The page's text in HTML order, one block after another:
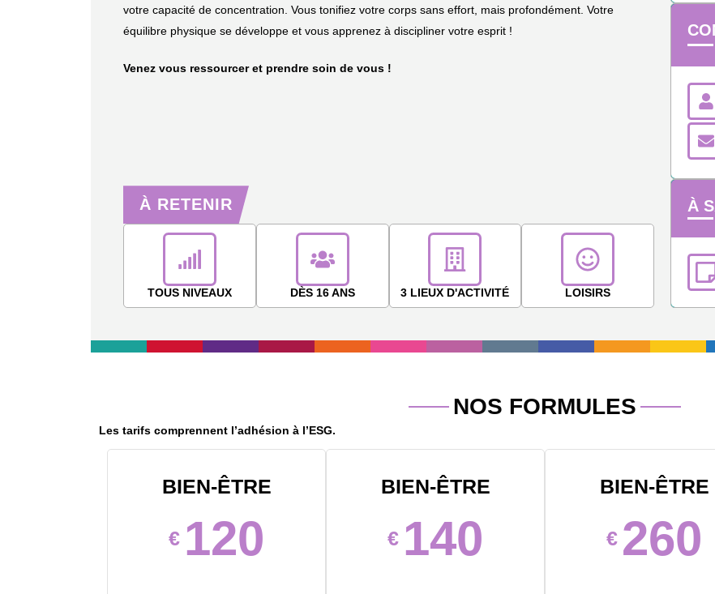
votre capacité de concentration. Vous tonifiez votre corps sans effort, mais profondément. Votre
équilibre physique se développe et vous apprenez à discipliner votre esprit !
Venez vous ressourcer et prendre soin de vous !
À RETENIR
TOUS NIVEAUX DÈS 16 ANS 3 LIEUX D'ACTIVITÉ LOISIRS
À
NOS FORMULES
Les tarifs comprennent l’adhésion à l’ESG.
BIEN-ÊTRE
€ 120
BIEN-ÊTRE
€ 140
BIEN-ÊTRE
€ 260